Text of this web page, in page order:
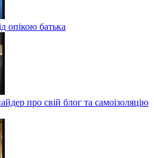
опікою батька
про свій блог та самоізоляцію